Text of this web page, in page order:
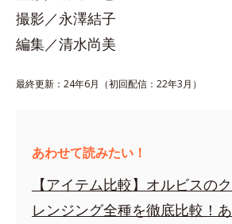
撮影／永澤結子
編集／清水尚美
最終更新：24年6月（初回配信：22年3月）
あわせて読みたい！
【アイテム比較】オルビスのク
レンジング全種を徹底比較！あ